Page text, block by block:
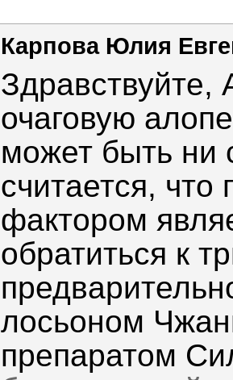
Карпова Юлия
Здравствуйте,
очаговую
может быть ни
считается,
фактором
обратиться к
лосьоном
препаратом